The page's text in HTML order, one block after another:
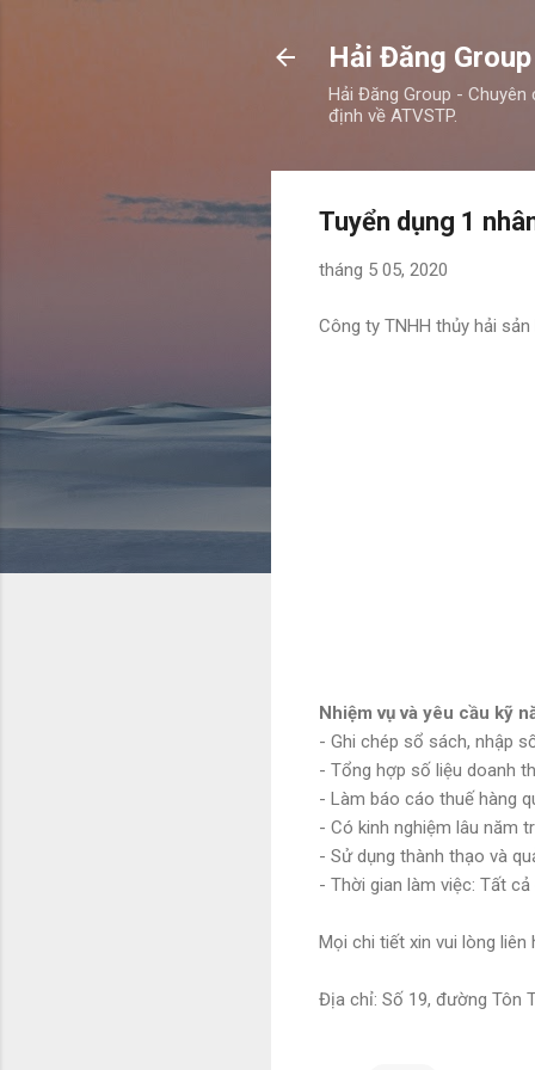
Hải Đăng
Hải Đăng Group -
định về ATVSTP.
Tuyển dụng 1
tháng 5 05, 2020
Công ty TNHH thủy hải
Nhiệm vụ và yêu cầu kỹ
- Ghi chép sổ sách, nhập
- Tổng hợp số liệu doanh
- Làm báo cáo thuế hàng
- Có kinh nghiệm lâu năm
- Sử dụng thành thạo và
- Thời gian làm việc: Tất
Mọi chi tiết xin vui lòng liên
Địa chỉ: Số 19, đường Tôn